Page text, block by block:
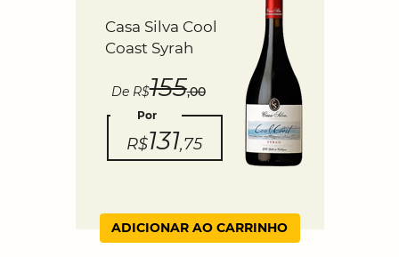
Casa Silva Cool
Coast Syrah
De R$155,00
Por
R$131,75
ADICIONAR AO CARRINHO